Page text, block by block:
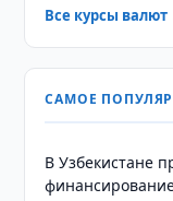
Все курсы валют
САМОЕ
В Узбекистане